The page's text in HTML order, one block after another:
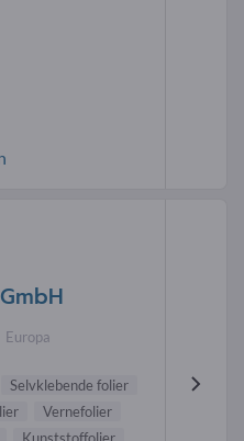
Europa
Selvklebende folier
Vernefolier
Kunststoffolier